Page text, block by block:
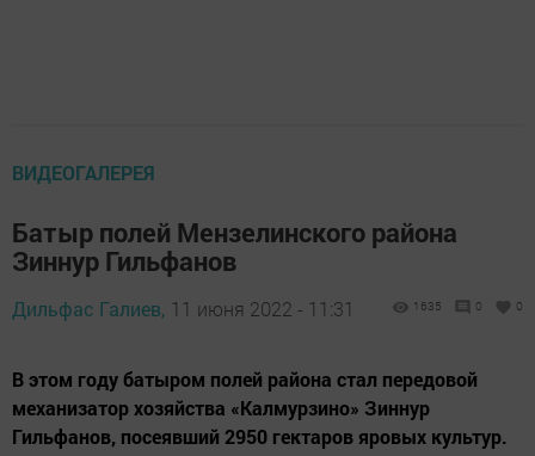
ВИДЕОГАЛЕРЕЯ
Батыр полей Мензелинского района
Зиннур Гильфанов
Дильфас Галиев, 11 июня 2022 - 11:31 1635 0 0
В этом году батыром полей района стал передовой
механизатор хозяйства «Калмурзино» Зиннур
Гильфанов, посеявший 2950 гектаров яровых культур.